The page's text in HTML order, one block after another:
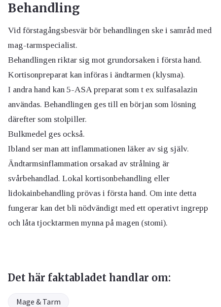
Behandling
Vid förstagångsbesvär bör behandlingen ske i samråd med
mag-tarmspecialist.
Behandlingen riktar sig mot grundorsaken i första hand.
Kortisonpreparat kan införas i ändtarmen (klysma).
I andra hand kan 5-ASA preparat som t ex sulfasalazin
användas. Behandlingen ges till en början som lösning
därefter som stolpiller.
Bulkmedel ges också.
Ibland ser man att inflammationen läker av sig själv.
Ändtarmsinflammation orsakad av strålning är
svårbehandlad. Lokal kortisonbehandling eller
lidokainbehandling prövas i första hand. Om inte detta
fungerar kan det bli nödvändigt med ett operativt ingrepp
och låta tjocktarmen mynna på magen (stomi).
Det här faktabladet handlar om:
Mage & Tarm